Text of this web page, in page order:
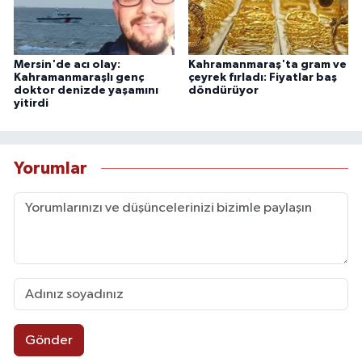
Mersin'de acı olay:
Kahramanmaraşlı genç
doktor denizde yaşamını
yitirdi
Kahramanmaraş'ta gram ve
çeyrek fırladı: Fiyatlar baş
döndürüyor
Yorumlar
Gönder